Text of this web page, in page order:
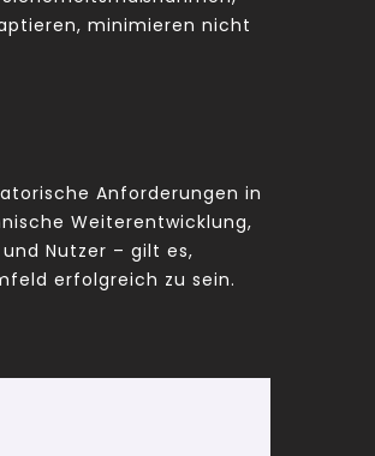
minimieren nicht
Anforderungen in
Weiterentwicklung,
Nutzer – gilt es,
erfolgreich zu sein.